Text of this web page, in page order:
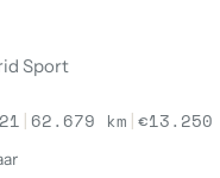
Sport
| 62.679 km |€13.250